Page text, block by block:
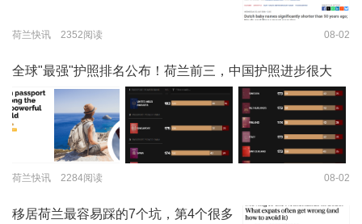
荷兰快讯 2352阅读 08-02
全球"最强"护照排名公布！荷兰前三，中国护照进步很大
荷兰快讯 2284阅读 08-02
移居荷兰最容易踩的7个坑，第4个很多